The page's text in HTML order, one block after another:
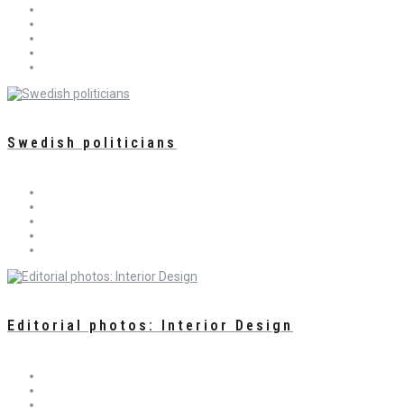
Swedish politicians
Editorial photos: Interior Design